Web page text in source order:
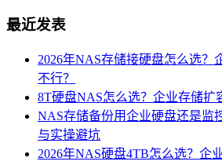
最近发表
2026年NAS存储接硬盘怎么选？
不行？
8T硬盘NAS怎么选？企业存储扩
NAS存储备份用企业硬盘还是监
与实操避坑
2026年NAS硬盘4TB怎么选？企